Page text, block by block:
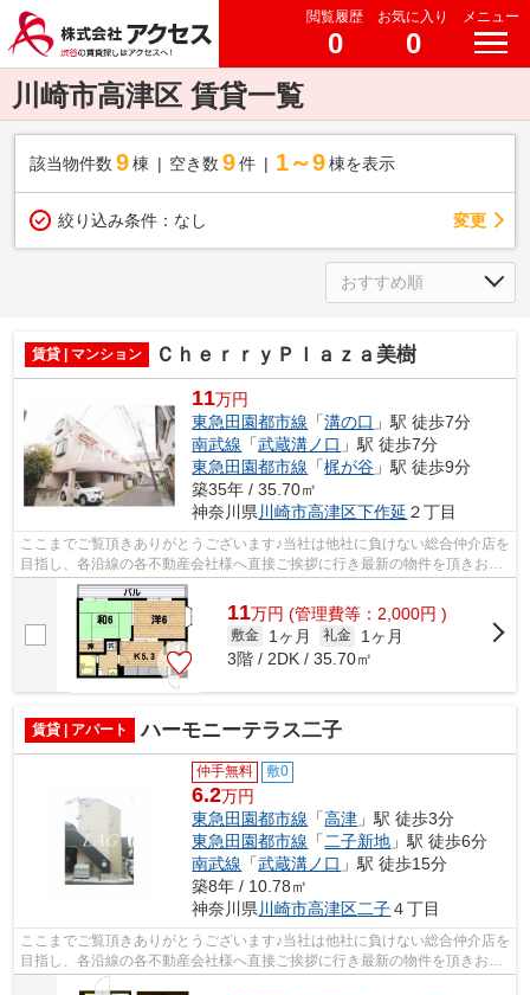
閲覧履歴
0
お気に入り
0
メニュー
川崎市高津区 賃貸一覧
該当物件数 9棟 空き数 9 件 1～9 棟を表示
絞り込み条件： なし 変更
賃貸 | マンション ＣｈｅｒｒｙＰｌａｚａ美樹
11万円
東急田園都市線 「溝の口 」駅 徒歩7分
南武線 「武蔵溝ノ口 」駅 徒歩7分
東急田園都市線 「梶が谷 」駅 徒歩9分
築35年 / 35.70㎡
神奈川県川崎市高津区下作延 ２丁目
ここまでご覧頂きありがとうございます♪当社は他社に負けない総合仲介店を
目指し、各沿線の各不動産会社様へ直接ご挨拶に行き最新の物件を頂きお客
様へ提供しております！最新の情報は...
11万円 (管理費等：2,000円 )
敷金 1ヶ月 礼金
1ヶ月
3階 / 2DK / 35.70㎡
賃貸 | アパート ハーモニーテラス二子
仲手無料 敷0
6.2万円
東急田園都市線 「高津 」駅 徒歩3分
東急田園都市線 「 二子新地 」駅 徒歩6分
南武線 「武蔵溝ノ口 」駅 徒歩15分
築8年 / 10.78㎡
神奈川県 川崎市高津区二子４丁目
ここまでご覧頂きありがとうございます♪当社は他社に負けない総合仲介店を
目指し、各沿線の各不動産会社様へ直接ご挨拶に行き最新の物件を頂きお客
様へ提供しております！最新の情報は...